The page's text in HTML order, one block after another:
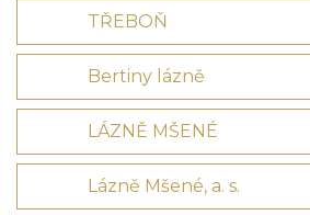
TŘEBOŇ
Bertiny lázně
LÁZNĚ MŠENÉ
Lázně Mšené, a. s.